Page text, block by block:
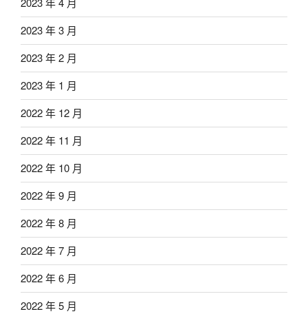
2023 年 3 月
2023 年 2 月
2023 年 1 月
2022 年 12 月
2022 年 11 月
2022 年 10 月
2022 年 9 月
2022 年 8 月
2022 年 7 月
2022 年 6 月
2022 年 5 月